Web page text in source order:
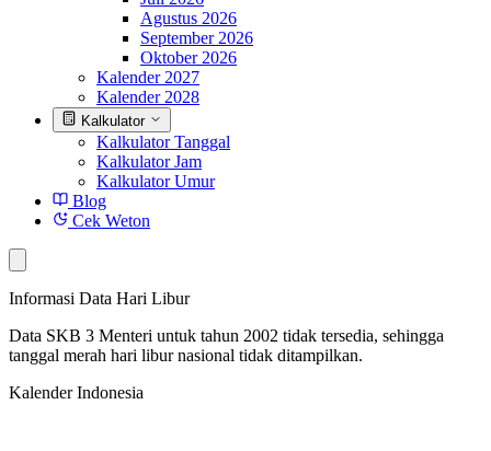
Agustus 2026
September 2026
Oktober 2026
Kalender 2027
Kalender 2028
Kalkulator
Kalkulator Tanggal
Kalkulator Jam
Kalkulator Umur
Blog
Cek Weton
Informasi Data Hari Libur
Data SKB 3 Menteri untuk tahun 2002 tidak tersedia, sehingga
tanggal merah hari libur nasional tidak ditampilkan.
Kalender Indonesia